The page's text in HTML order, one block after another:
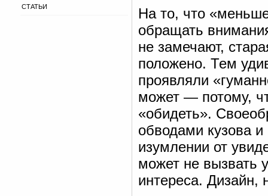
СТАТЬИ
На то, что
обращать
не замечают,
положено. Тем
проявляли
может — потому,
«обидеть».
обводами кузова
изумлении от
может не вызвать
интереса. Дизайн,